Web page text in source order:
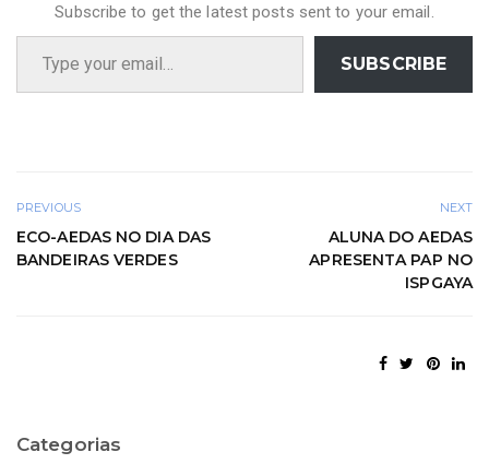
Subscribe to get the latest posts sent to your email.
Type your email…
SUBSCRIBE
PREVIOUS
ECO-AEDAS NO DIA DAS
BANDEIRAS VERDES
NEXT
ALUNA DO AEDAS
APRESENTA PAP NO
ISPGAYA
Categorias